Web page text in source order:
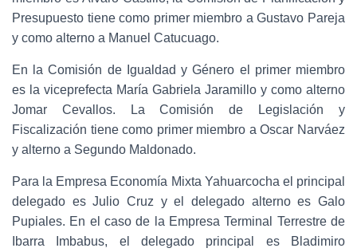
Presupuesto tiene como primer miembro a Gustavo Pareja
y como alterno a Manuel Catucuago.
En la Comisión de Igualdad y Género el primer miembro
es la viceprefecta María Gabriela Jaramillo y como alterno
Jomar Cevallos. La Comisión de Legislación y
Fiscalización tiene como primer miembro a Oscar Narváez
y alterno a Segundo Maldonado.
Para la Empresa Economía Mixta Yahuarcocha el principal
delegado es Julio Cruz y el delegado alterno es Galo
Pupiales. En el caso de la Empresa Terminal Terrestre de
Ibarra Imbabus, el delegado principal es Bladimiro